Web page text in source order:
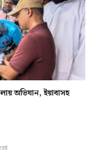
অভিযান, ইয়াবাসহ